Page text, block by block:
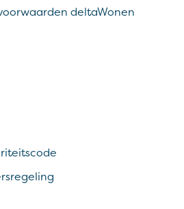
deltaWonen